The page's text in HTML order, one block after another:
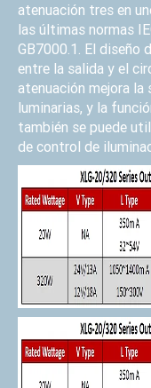
atenuación tres en
las últimas normas
GB7000.1. El diseño
entre la salida y el
atenuación mejora la
luminarias, y la
también se puede
de control de